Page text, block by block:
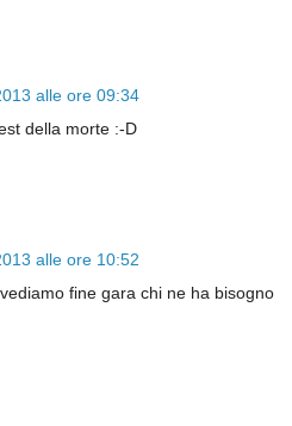
alle ore 09:34
della morte :-D
alle ore 10:52
fine gara chi ne ha bisogno